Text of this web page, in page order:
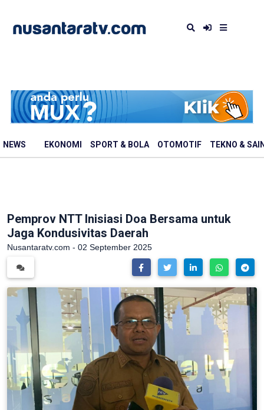
NEWS EKONOMI SPORT & BOLA OTOMOTIF TEKNO &
Pemprov NTT Inisiasi Doa Bersama untuk
Jaga Kondusivitas Daerah
Nusantaratv.com - 02 September 2025